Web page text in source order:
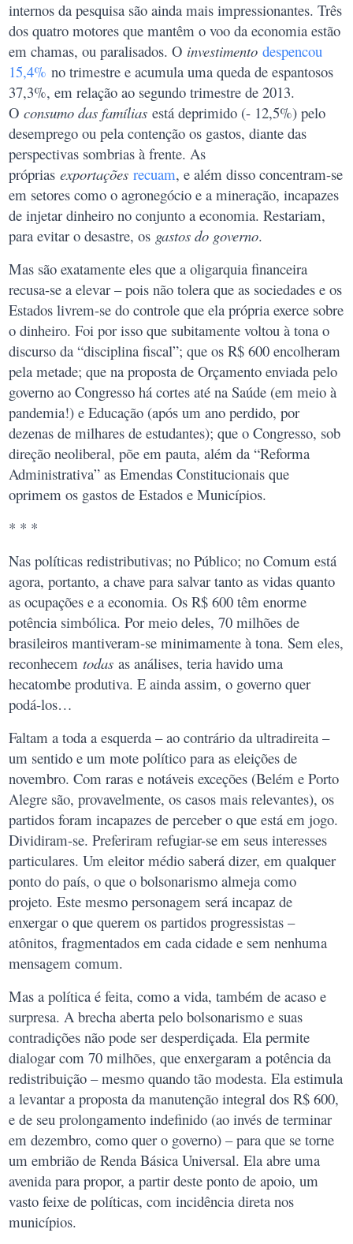
internos da pesquisa são ainda mais impressionantes. Três
dos quatro motores que mantêm o voo da economia estão
em chamas, ou paralisados. O investimento despencou
15,4% no trimestre e acumula uma queda de espantosos
37,3%, em relação ao segundo trimestre de 2013.
Oconsumo das famílias está deprimido (- 12,5%) pelo
desemprego ou pela contenção os gastos, diante das
perspectivas sombrias à frente. As
próprias exportaçõesrecuam, e além disso concentram-se
em setores como o agronegócio e a mineração, incapazes
de injetar dinheiro no conjunto a economia. Restariam,
para evitar o desastre, os gastos do governo.
Mas são exatamente eles que a oligarquia financeira
recusa-se a elevar – pois não tolera que as sociedades e os
Estados livrem-se do controle que ela própria exerce sobre
o dinheiro. Foi por isso que subitamente voltou à tona o
discurso da “disciplina fiscal”; que os R$ 600 encolheram
pela metade; que na proposta de Orçamento enviada pelo
governo ao Congresso há cortes até na Saúde (em meio à
pandemia!) e Educação (após um ano perdido, por
dezenas de milhares de estudantes); que o Congresso, sob
direção neoliberal, põe em pauta, além da “Reforma
Administrativa” as Emendas Constitucionais que
oprimem os gastos de Estados e Municípios.
* * *
Nas políticas redistributivas; no Público; no Comum está
agora, portanto, a chave para salvar tanto as vidas quanto
as ocupações e a economia. Os R$ 600 têm enorme
potência simbólica. Por meio deles, 70 milhões de
brasileiros mantiveram-se minimamente à tona. Sem eles,
reconhecem todas as análises, teria havido uma
hecatombe produtiva. E ainda assim, o governo quer
podá-los…
Faltam a toda a esquerda – ao contrário da ultradireita –
um sentido e um mote político para as eleições de
novembro. Com raras e notáveis exceções (Belém e Porto
Alegre são, provavelmente, os casos mais relevantes), os
partidos foram incapazes de perceber o que está em jogo.
Dividiram-se. Preferiram refugiar-se em seus interesses
particulares. Um eleitor médio saberá dizer, em qualquer
ponto do país, o que o bolsonarismo almeja como
projeto. Este mesmo personagem será incapaz de
enxergar o que querem os partidos progressistas –
atônitos, fragmentados em cada cidade e sem nenhuma
mensagem comum.
Mas a política é feita, como a vida, também de acaso e
surpresa. A brecha aberta pelo bolsonarismo e suas
contradições não pode ser desperdiçada. Ela permite
dialogar com 70 milhões, que enxergaram a potência da
redistribuição – mesmo quando tão modesta. Ela estimula
a levantar a proposta da manutenção integral dos R$ 600,
e de seu prolongamento indefinido (ao invés de terminar
em dezembro, como quer o governo) – para que se torne
um embrião de Renda Básica Universal. Ela abre uma
avenida para propor, a partir deste ponto de apoio, um
vasto feixe de políticas, com incidência direta nos
municípios.